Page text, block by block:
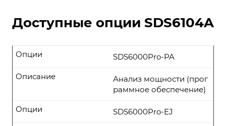
Доступные опции SDS6104A
SDS6000Pro-PA
Опции
Анализ мощности (прог
раммное обеспечение)
Описание
SDS6000Pro-EJ
Опции